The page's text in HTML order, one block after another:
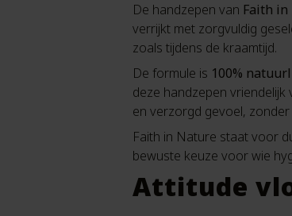
De handzepen van Faith
verrijkt met zorgvuldig
zoals tijdens de kraamtijd.
De formule is 100%
deze handzepen
en verzorgd gevoel,
Faith in Nature staat voor
bewuste keuze voor wie
Attitude